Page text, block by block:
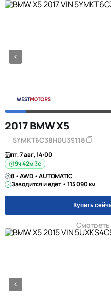
2017 BMW X5
5YMKT6C38H0U39118
пт, 7 авг, 14:00
9ч 42м 2с
8 • AWD • AUTOMATIC
Заводится и едет • 115 090 км
Купить